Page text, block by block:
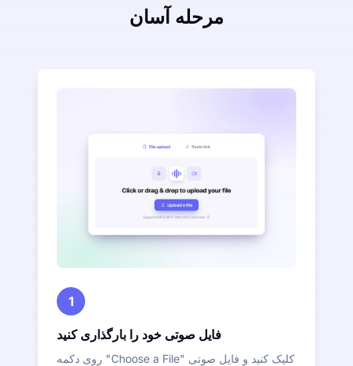
مرحله آسان
1
فایل صوتی خود را بارگذاری کنید
روی دکمه "Choose a File" کلیک کنید و فایل صوتی